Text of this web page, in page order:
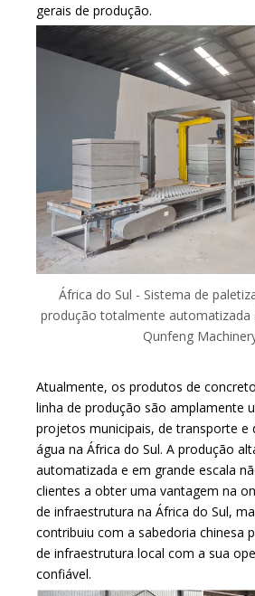
gerais de produção.
África do Sul - Sistema de
produção totalmente automatizada
Qunfeng
Atualmente, os produtos de
linha de produção são amplamente
projetos municipais, de transporte e
água na África do Sul. A produção
automatizada e em grande escala
clientes a obter uma vantagem na
de infraestrutura na África do Sul,
contribuiu com a sabedoria chinesa
de infraestrutura local com a sua
confiável.